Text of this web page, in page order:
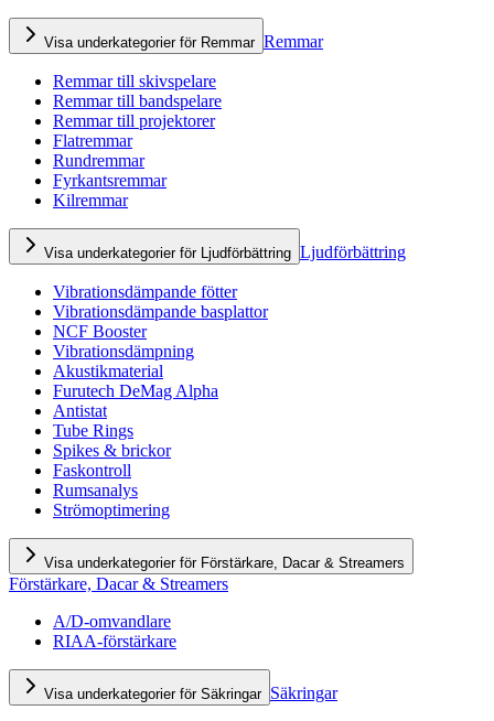
Visa underkategorier för Remmar Remmar
Remmar till skivspelare
Remmar till bandspelare
Remmar till projektorer
Flatremmar
Rundremmar
Fyrkantsremmar
Kilremmar
Visa underkategorier för Ljudförbättring Ljudförbättring
Vibrationsdämpande fötter
Vibrationsdämpande basplattor
NCF Booster
Vibrationsdämpning
Akustikmaterial
Furutech DeMag Alpha
Antistat
Tube Rings
Spikes & brickor
Faskontroll
Rumsanalys
Strömoptimering
Visa underkategorier för Förstärkare, Dacar & Streamers
Förstärkare, Dacar & Streamers
A/D-omvandlare
RIAA-förstärkare
Visa underkategorier för Säkringar Säkringar